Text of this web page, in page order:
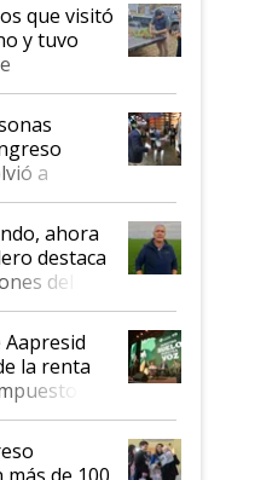
que visitó
y tuvo
a
del
el
ahora
destaca
del
invertir:
la renta
hace 50